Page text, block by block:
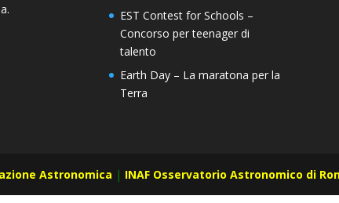
EST Contest for Schools –
Concorso per teenager di
talento
Earth Day – La maratona per la
Terra
Astronomica | INAF Osservatorio Astronomico di